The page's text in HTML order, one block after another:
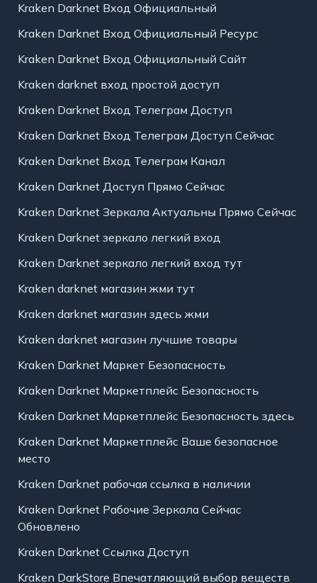
Kraken Darknet Вход Официальный
Kraken Darknet Вход Официальный Ресурс
Kraken Darknet Вход Официальный Сайт
Kraken darknet вход простой доступ
Kraken Darknet Вход Телеграм Доступ
Kraken Darknet Вход Телеграм Доступ Сейчас
Kraken Darknet Вход Телеграм Канал
Kraken Darknet Доступ Прямо Сейчас
Kraken Darknet Зеркала Актуальны Прямо Сейчас
Kraken Darknet зеркало легкий вход
Kraken Darknet зеркало легкий вход тут
Kraken darknet магазин жми тут
Kraken darknet магазин здесь жми
Kraken darknet магазин лучшие товары
Kraken Darknet Маркет Безопасность
Kraken Darknet Маркетплейс Безопасность
Kraken Darknet Маркетплейс Безопасность здесь
Kraken Darknet Маркетплейс Ваше безопасное
место
Kraken Darknet рабочая ссылка в наличии
Kraken Darknet Рабочие Зеркала Сейчас
Обновлено
Kraken Darknet Ссылка Доступ
Kraken DarkStore Впечатляющий выбор веществ